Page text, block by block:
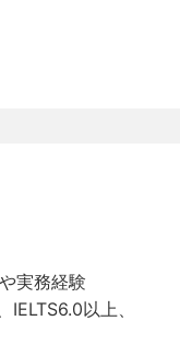
し）
実務経験
以上、